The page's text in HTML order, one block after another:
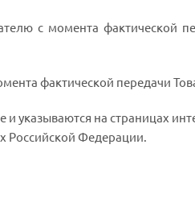
с момента фактической
фактической передачи
указываются на страницах
Российской Федерации.